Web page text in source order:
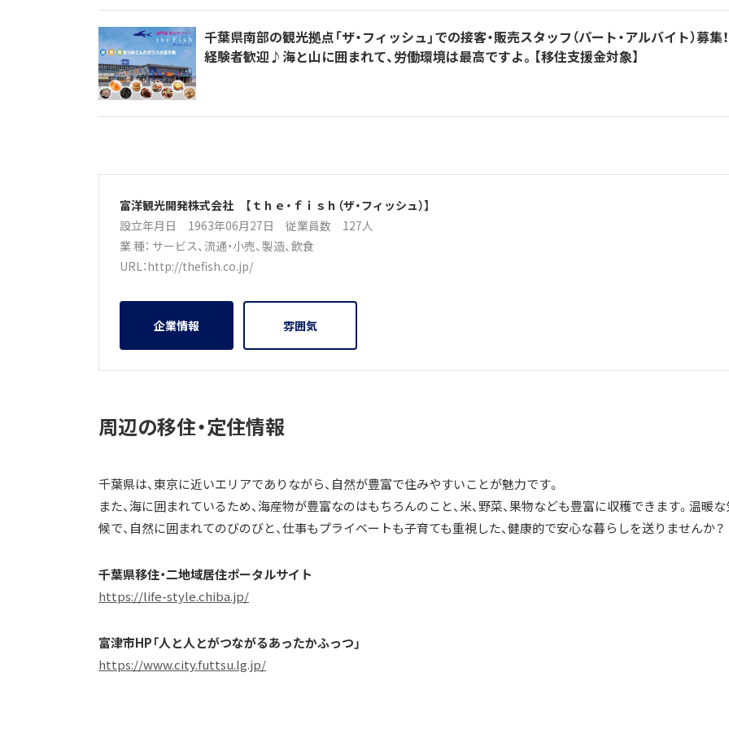
千葉県南部の観光拠点「ザ・フィッシュ」での接客・販売スタッフ（パート・アルバイト）募集
経験者歓迎♪海と山に囲まれて、労働環境は最高ですよ。【移住支援金対象】
富洋観光開発株式会社 【ｔｈｅ・ｆｉｓｈ（ザ・フィッシュ）】
設立年月日 1963年06月27日 従業員数 127人
業 種： サービス、流通・小売、製造、飲食
URL：http://thefish.co.jp/
企業情報 雰囲気
周辺の移住・定住情報
千葉県は、東京に近いエリアでありながら、自然が豊富で住みやすいことが魅力です。
また、海に囲まれているため、海産物が豊富なのはもちろんのこと、米、野菜、果物なども豊富に収穫できます。温暖
候で、自然に囲まれてのびのびと、仕事もプライベートも子育ても重視した、健康的で安心な暮らしを送りませんか？
千葉県移住・二地域居住ポータルサイト
https://life-style.chiba.jp/
富津市HP「人と人とがつながるあったかふっつ」
https://www.city.futtsu.lg.jp/